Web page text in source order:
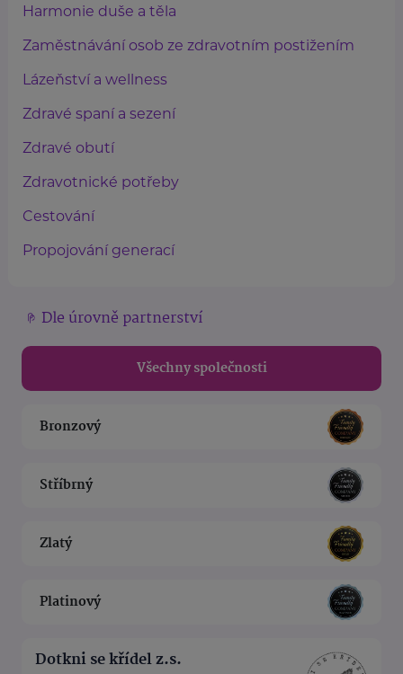
Harmonie duše a těla
Zaměstnávání osob ze zdravotním postižením
Lázeňství a wellness
Zdravé spaní a sezení
Zdravé obutí
Zdravotnické potřeby
Cestování
Propojování generací
Dle úrovně partnerství
Všechny společnosti
Bronzový
Stříbrný
Zlatý
Platinový
Dotkni se křídel z.s.